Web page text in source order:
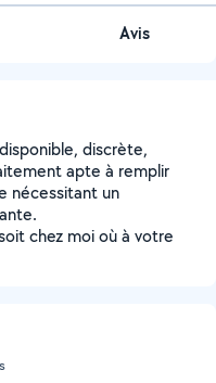
Avis
discrète,
apte à remplir
nécessitant un
chez moi où à votre